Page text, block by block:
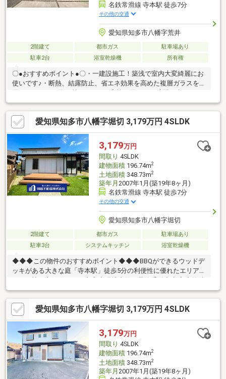
名鉄常滑線 寺本駅 徒歩7分
その他の交通
愛知県知多市八幡字荒井
2階建て 都市ガス
駐車場あり
駐車2台
浴室乾燥機 所有権
〇●おすすめポイント●〇・一建設施工！築浅で室内大変綺麗にお
使いです♪・断熱、結露防止、省エネ効果を高めた複層ガラスを使
とが出来ます！・並列3台駐車可能なため急な来客、ライフスタイ
ルの違うご家庭でも安心です！・WIC完備！頼もしい収納力を兼
ね備えています！・南面バルコニーからは暖かい光をお部屋に注
ぎ込んでくれます。〇●周辺環境●〇・常滑線「寺本」駅まで徒歩
約7分の立地！・急行電車停車駅なので通勤・通学に便利です！・
コンビニも近くのため急なお買い物にも〇・閑静な住宅街なので
小さなお子様がいても安心です！
愛知県知多市八幡字堀切 3,179万円 4SLDK
3,179万円
間取り 4SLDK
建物面積196.74m2
土地面積348.73m2
築年月 2007年1月(築19年8ヶ月)
名鉄常滑線 寺本駅 徒歩7分
その他の交通
愛知県知多市八幡字堀切
2階建て 都市ガス
駐車場あり
駐車3台
システムキッチン 浴室乾燥機
◆◆◆この物件のおすすめポイント◆◆◆BBQができるウッドデ
ッキがある大きな庭「寺本駅」徒歩5分の利便性に優れたエリア
の詳細・ご相談はお気軽にお問い合わせください住宅ローン・資
金のご相談をしたい方も大歓迎です
愛知県知多市八幡字堀切 3,179万円 4SLDK
3,179万円
間取り 4SLDK
建物面積196.74m2
土地面積348.73m2
築年月 2007年1月(築19年8ヶ月)